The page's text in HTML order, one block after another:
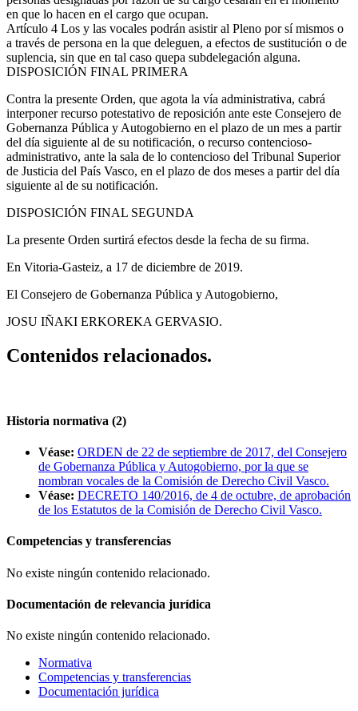
en que lo hacen en el cargo que ocupan.
Artículo 4 Los y las vocales podrán asistir al Pleno por sí mismos o
a través de persona en la que deleguen, a efectos de sustitución o de
suplencia, sin que en tal caso quepa subdelegación alguna.
DISPOSICIÓN FINAL PRIMERA
Contra la presente Orden, que agota la vía administrativa, cabrá
interponer recurso potestativo de reposición ante este Consejero de
Gobernanza Pública y Autogobierno en el plazo de un mes a partir
del día siguiente al de su notificación, o recurso contencioso-
administrativo, ante la sala de lo contencioso del Tribunal Superior
de Justicia del País Vasco, en el plazo de dos meses a partir del día
siguiente al de su notificación.
DISPOSICIÓN FINAL SEGUNDA
La presente Orden surtirá efectos desde la fecha de su firma.
En Vitoria-Gasteiz, a 17 de diciembre de 2019.
El Consejero de Gobernanza Pública y Autogobierno,
JOSU IÑAKI ERKOREKA GERVASIO.
Contenidos relacionados.
Historia normativa (2)
Véase: ORDEN de 22 de septiembre de 2017, del Consejero
de Gobernanza Pública y Autogobierno, por la que se
nombran vocales de la Comisión de Derecho Civil Vasco.
Véase: DECRETO 140/2016, de 4 de octubre, de aprobación
de los Estatutos de la Comisión de Derecho Civil Vasco.
Competencias y transferencias
No existe ningún contenido relacionado.
Documentación de relevancia jurídica
No existe ningún contenido relacionado.
Normativa
Competencias y transferencias
Documentación jurídica